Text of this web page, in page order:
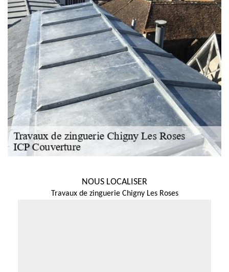
NOUS LOCALISER
Travaux de zinguerie Chigny Les Roses